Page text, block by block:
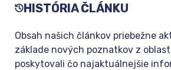
HISTÓRIA ČLÁNKU
Obsah našich článkov priebežne
základe nových poznatkov z
poskytovali čo najaktuálnejšie